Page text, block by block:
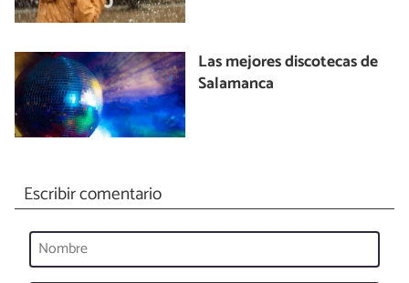
Las mejores discotecas de
Salamanca
Escribir comentario